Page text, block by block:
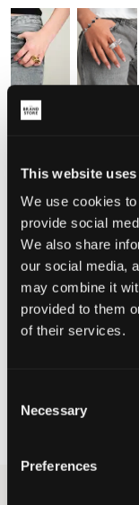
This website
We use cookies
provide social
We also share
our social media,
may combine it
provided to them
of their services.
Selection
Necessary
Preferences
Maat
De maat lijkt
Te klein
Snelle levering